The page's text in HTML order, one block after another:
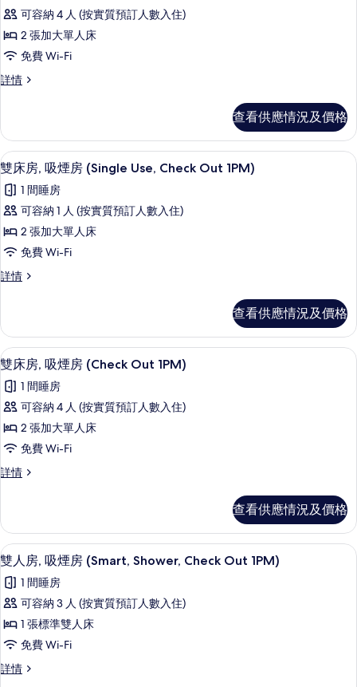
Use,
Check
Out
的
片
Check
1PM)
詳
所
有
雙
房,
吸
煙
房
(Check
Out
1PM)
的
相
可容納 4 人 (按實質預訂人數入住)
2 張加大單人床
免費 Wi-Fi
詳情
雙
吸
煙
房
Out
1PM)
情
查看供應情況及價格
載
入
所
有
雙
房,
煙
房
(Single
Use,
Check
Out
1PM)
的
相
4
雙床房, 吸煙房 (Single Use, Check Out 1PM)
1 間睡房
可容納 1 人 (按實質預訂人數入住)
2 張加大單人床
免費 Wi-Fi
詳情
雙
煙
房
(Single
Check
Out
詳
情
查看供應情況及價格
載
入
所
有
雙
房,
煙
房
(Check
Out
1PM)
的
相
片
4
雙床房, 吸煙房 (Check Out 1PM)
1 間睡房
可容納 4 人 (按實質預訂人數入住)
2 張加大單人床
免費 Wi-Fi
詳情
雙
煙
房
(Check
Out
1PM)
詳
查看供應情況及價格
載
入
所
有
雙
房,
5
雙人房, 吸煙房 (Smart, Shower, Check Out 1PM)
1 間睡房
可容納 3 人 (按實質預訂人數入住)
1 張標準雙人床
免費 Wi-Fi
詳情
雙